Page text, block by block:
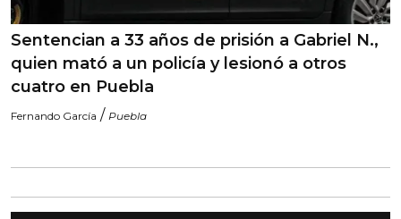
Sentencian a 33 años de prisión a Gabriel N.,
quien mató a un policía y lesionó a otros
cuatro en Puebla
Fernando García / Puebla